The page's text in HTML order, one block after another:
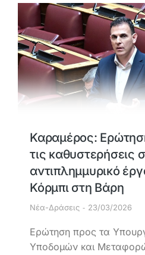
Καραμέρος:
τις καθυστερήσεις
αντιπλημμυρικό
Κόρμπι στη Βάρη
Νέα-Δράσεις 23/03/2026
Ερώτηση προς τα
Υποδομών και